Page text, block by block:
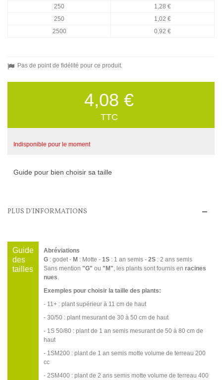
250
1,28 €
250
1,02 €
2500
0,92 €
Pas de point de fidélité pour ce produit.
4,08 €
TTC
Indisponible pour le moment
Guide pour bien choisir sa taille
PLUS D'INFORMATIONS
Guide
des
tailles
Abréviations
G : godet - M : Motte - 1S : 1 an semis - 2S : 2 ans semis
Sans mention "G" ou "M", les plants sont fournis en racines
nues.
Exemples pour choisir la taille des plants:
- 11+ : plant supérieur à 11 cm de haut
- 30/50 : plant mesurant de 30 à 50 cm de haut
- 1S 50/80 : plant de 1 an semis mesurant de 50 à 80 cm de
haut
- 1SM200 : plant de 1 an semis motte volume de terreau 200
cc
- 2SM400 : plant de 2 ans semis motte volume de terreau 400